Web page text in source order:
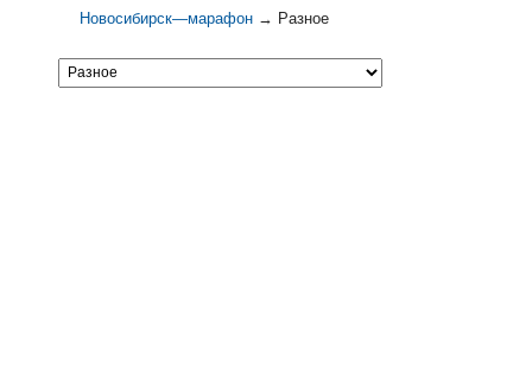
Новосибирск—марафон → Разное